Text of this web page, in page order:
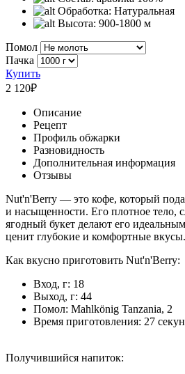
Обработка: Натуральная
Высота: 900-1800 м
Помол
Пачка
Купить
2 120₽
Описание
Рецепт
Профиль обжарки
Разновидность
Дополнительная информация
Отзывы
Nut'n'Berry — это кофе, который
и насыщенности. Его плотное тело,
ягодный букет делают его
ценит глубокие и комфортные вкусы.
Как вкусно приготовить Nut'n'Berry:
Вход, г: 18
Выход, г: 44
Помол: Mahlkönig Tanzania, 2
Время приготовления: 27
Получившийся напиток: